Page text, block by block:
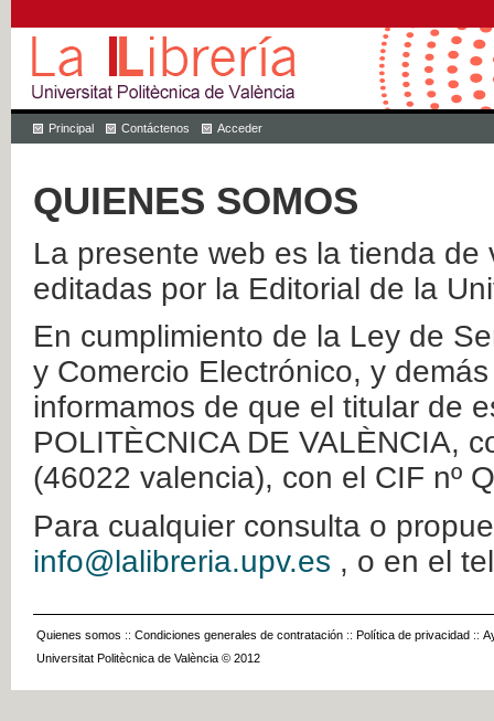
Principal Contáctenos Acceder
QUIENES SOMOS
La presente web es la tienda
editadas por la Editorial de la
En cumplimiento de la Ley de
y Comercio Electrónico, y
informamos de que el titular de
POLITÈCNICA DE VALÈNCIA,
(46022 valencia), con el CIF nº
Para cualquier consulta o
info@lalibreria.upv.es , o en el
Quienes somos :: Condiciones generales de contratación :: Política de privacidad ::
Universitat Politècnica de València © 2012